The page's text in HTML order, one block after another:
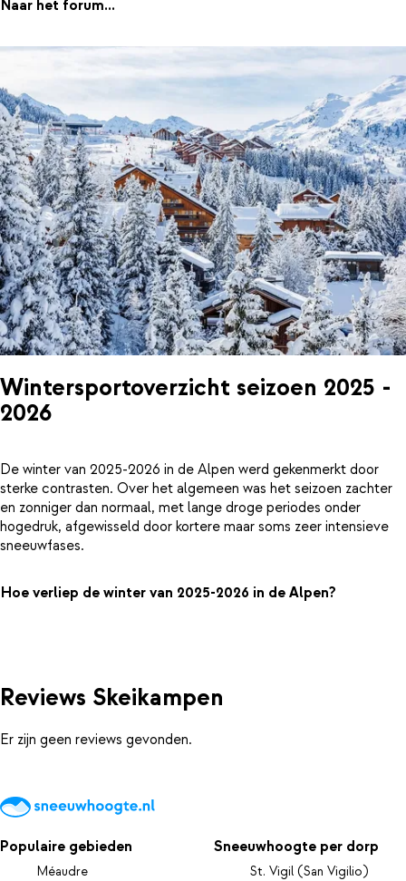
Naar het forum...
Wintersportoverzicht seizoen 2025 -
2026
De winter van 2025-2026 in de Alpen werd gekenmerkt door
sterke contrasten. Over het algemeen was het seizoen zachter
en zonniger dan normaal, met lange droge periodes onder
hogedruk, afgewisseld door kortere maar soms zeer intensieve
sneeuwfases.
Hoe verliep de winter van 2025-2026 in de Alpen?
Reviews Skeikampen
Er zijn geen reviews gevonden.
Populaire gebieden
Méaudre
Sneeuwhoogte per dorp
St. Vigil (San Vigilio)